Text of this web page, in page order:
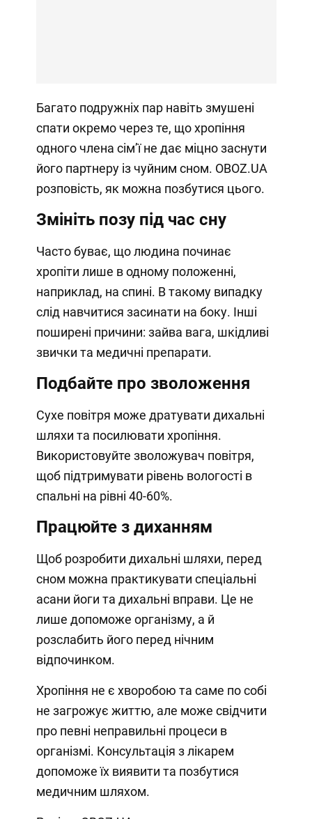
Багато подружніх пар навіть змушені
спати окремо через те, що хропіння
одного члена сімʼї не дає міцно заснути
його партнеру із чуйним сном. OBOZ.UA
розповість, як можна позбутися цього.
Змініть позу під час сну
Часто буває, що людина починає
хропіти лише в одному положенні,
наприклад, на спині. В такому випадку
слід навчитися засинати на боку. Інші
поширені причини: зайва вага, шкідливі
звички та медичні препарати.
Подбайте про зволоження
Сухе повітря може дратувати дихальні
шляхи та посилювати хропіння.
Використовуйте зволожувач повітря,
щоб підтримувати рівень вологості в
спальні на рівні 40-60%.
Працюйте з диханням
Щоб розробити дихальні шляхи, перед
сном можна практикувати спеціальні
асани йоги та дихальні вправи. Це не
лише допоможе організму, а й
розслабить його перед нічним
відпочинком.
Хропіння не є хворобою та саме по собі
не загрожує життю, але може свідчити
про певні неправильні процеси в
організмі. Консультація з лікарем
допоможе їх виявити та позбутися
медичним шляхом.